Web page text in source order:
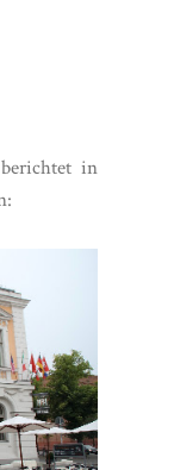
in